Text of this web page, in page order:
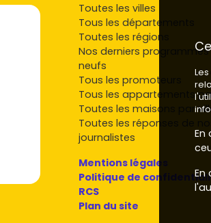
Toutes les villes
Tous les départements
Toutes les régions
Nos derniers programmes
neufs
Tous les promoteurs
Tous les appartements
Toutes les maisons par
Toutes les réponses de nos
journalistes
Mentions légales
Politique de
RCS
Plan du site
En
En